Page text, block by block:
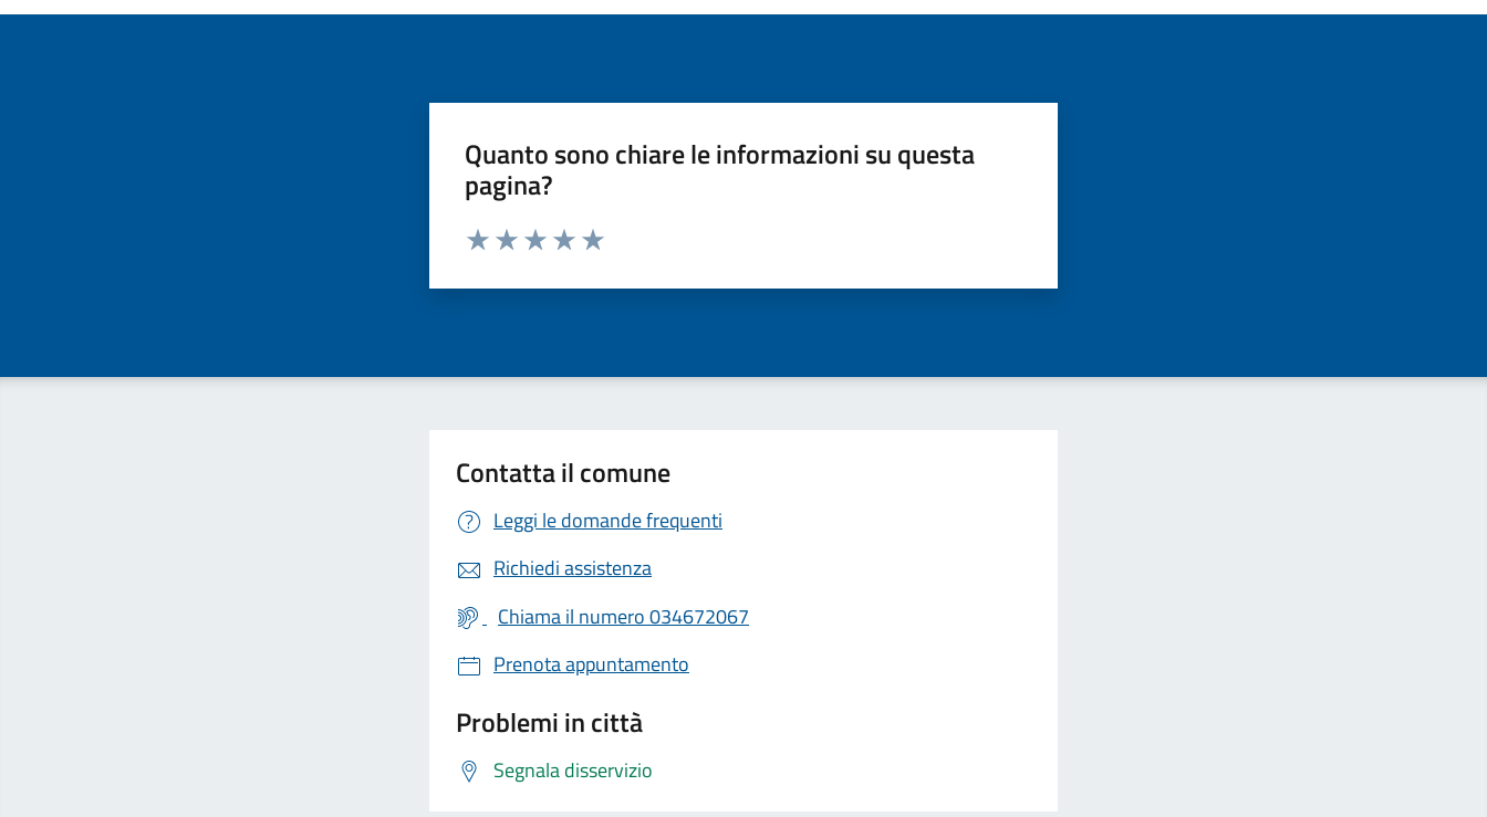
Quanto sono chiare le informazioni su questa
pagina?
Valuta da 1 a 5 stelle la pagina
Contatta il comune
Leggi le domande frequenti
Richiedi assistenza
Chiama il numero 034672067
Prenota appuntamento
Problemi in città
Segnala disservizio